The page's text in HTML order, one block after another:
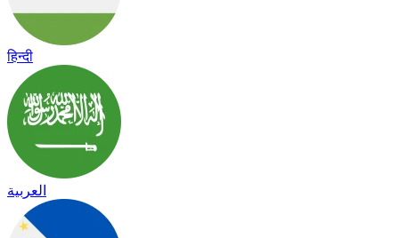
हिन्दी
العربية